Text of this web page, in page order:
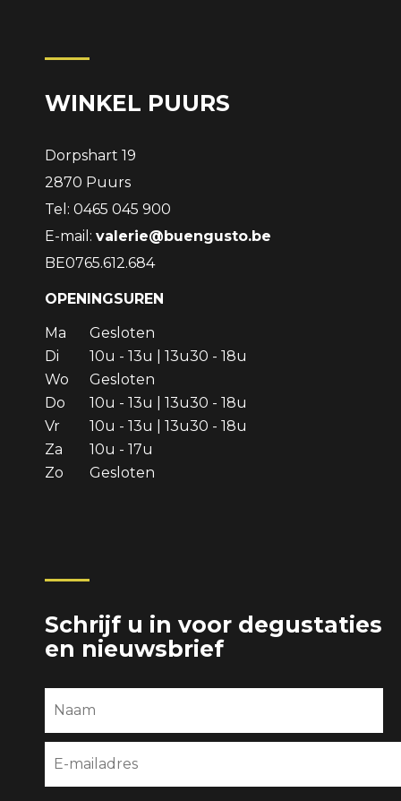
WINKEL PUURS
Dorpshart 19
2870 Puurs
Tel: 0465 045 900
E-mail: valerie@buengusto.be
BE0765.612.684
OPENINGSUREN
Ma
Gesloten
Di
10u - 13u | 13u30 - 18u
Wo
Gesloten
Do
10u - 13u | 13u30 - 18u
Vr
10u - 13u | 13u30 - 18u
Za
10u - 17u
Zo
Gesloten
Schrijf u in voor degustaties
en nieuwsbrief